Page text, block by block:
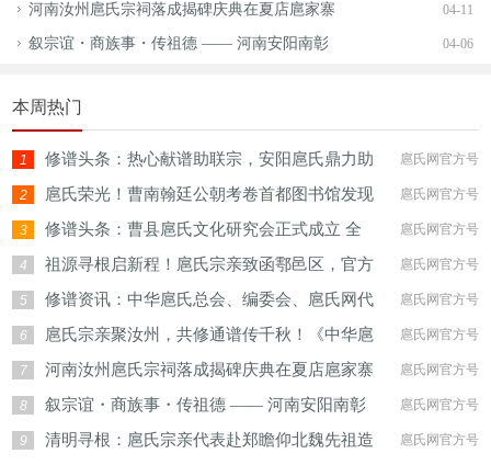
04-11
河南汝州扈氏宗祠落成揭碑庆典在夏店扈家寨
04-06
叙宗谊・商族事・传祖德 —— 河南安阳南彰
本周热门
1 扈氏网官方号
修谱头条：热心献谱助联宗，安阳扈氏鼎力助
2 扈氏网官方号
扈氏荣光！曹南翰廷公朝考卷首都图书馆发现
3 扈氏网官方号
修谱头条：曹县扈氏文化研究会正式成立 全
4 扈氏网官方号
祖源寻根启新程！扈氏宗亲致函鄠邑区，官方
5 扈氏网官方号
修谱资讯：中华扈氏总会、编委会、扈氏网代
6 扈氏网官方号
扈氏宗亲聚汝州，共修通谱传千秋！《中华扈
7 扈氏网官方号
河南汝州扈氏宗祠落成揭碑庆典在夏店扈家寨
8 扈氏网官方号
叙宗谊・商族事・传祖德 —— 河南安阳南彰
9 扈氏网官方号
清明寻根：扈氏宗亲代表赴郑瞻仰北魏先祖造